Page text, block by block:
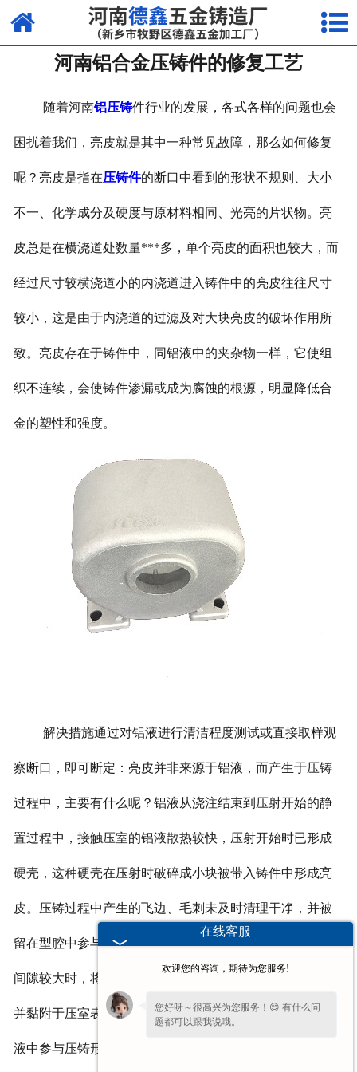
网站首页
走进我们
产品中心
荣誉资质
厂容厂貌
视频中心
河南铝合金压铸件的修复工艺
随着河南铝压铸件行业的发展，各式各样的问题也会
困扰着我们，亮皮就是其中一种常见故障，那么如何修复
呢？亮皮是指在压铸件的断口中看到的形状不规则、大小
不一、化学成分及硬度与原材料相同、光亮的片状物。亮
皮总是在横浇道处数量***多，单个亮皮的面积也较大，而
经过尺寸较横浇道小的内浇道进入铸件中的亮皮往往尺寸
较小，这是由于内浇道的过滤及对大块亮皮的破坏作用所
致。亮皮存在于铸件中，同铝液中的夹杂物一样，它使组
织不连续，会使铸件渗漏或成为腐蚀的根源，明显降低合
金的塑性和强度。
解决措施通过对铝液进行清洁程度测试或直接取样观
察断口，即可断定：亮皮并非来源于铝液，而产生于压铸
过程中，主要有什么呢？铝液从浇注结束到压射开始的静
置过程中，接触压室的铝液散热较快，压射开始时已形成
硬壳，这种硬壳在压射时破碎成小块被带入铸件中形成亮
皮。压铸过程中产生的飞边、毛刺未及时清理干净，并被
留在型腔中参与压铸形成亮皮。压射过程中，冲头与压室
间隙较大时，将有部分铝液通过冲头与压室间的缝隙冷却
并黏附于压室表面，而在下次压射时又被冲头刮起带人铝
液中参与压铸形成铸件的亮皮。黏附在压室壁上的铝皮由
在线客服
欢迎您的咨询，期待为您服务!
您好呀～很高兴为您服务！😊 有什么问
题都可以跟我说哦。